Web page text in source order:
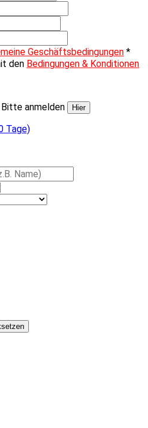
Geschäftsbedingungen *
den Bedingungen & Konditionen
anmelden
Hier
Tage)